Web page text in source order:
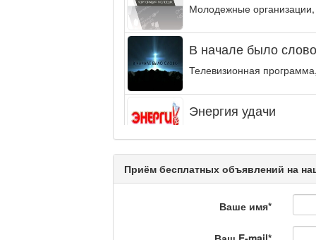
Молодежные
В начале было
Телевизионная
Энергия удачи
Кәусар
На полицейской
Приём бесплатных объявлений на
Ваше имя*